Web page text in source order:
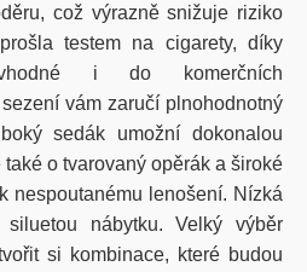
což výrazně snižuje riziko
testem na cigarety, díky
i do komerčních
vám zaručí plnohodnotný
sedák umožní dokonalou
o tvarovaný opěrák a široké
nespoutanému lenošení. Nízká
nábytku. Velký výběr
si kombinace, které budou